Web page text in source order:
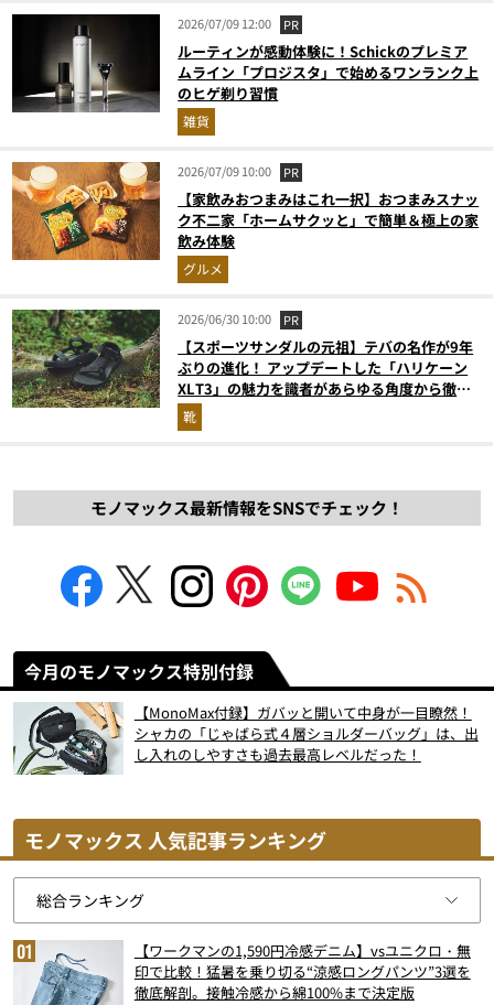
2026/07/09 12:00 PR
ルーティンが感動体験に！Schickのプレミア
ムライン「プロジスタ」で始めるワンランク上
のヒゲ剃り習慣
雑貨
2026/07/09 10:00 PR
【家飲みおつまみはこれ一択】おつまみスナッ
ク不二家「ホームサクッと」で簡単＆極上の家
飲み体験
グルメ
2026/06/30 10:00 PR
【スポーツサンダルの元祖】テバの名作が9年
ぶりの進化！ アップデートした「ハリケーン
XLT3」の魅力を識者があらゆる角度から徹底
解説！
靴
モノマックス最新情報をSNSでチェック！
今月のモノマックス特別付録
【MonoMax付録】ガバッと開いて中身が一目瞭然！
シャカの「じゃばら式４層ショルダーバッグ」は、出
し入れのしやすさも過去最高レベルだった！
モノマックス 人気記事ランキング
【ワークマンの1,590円冷感デニム】vsユニクロ・無
印で比較！猛暑を乗り切る“涼感ロングパンツ”3選を
徹底解剖。接触冷感から綿100%まで決定版